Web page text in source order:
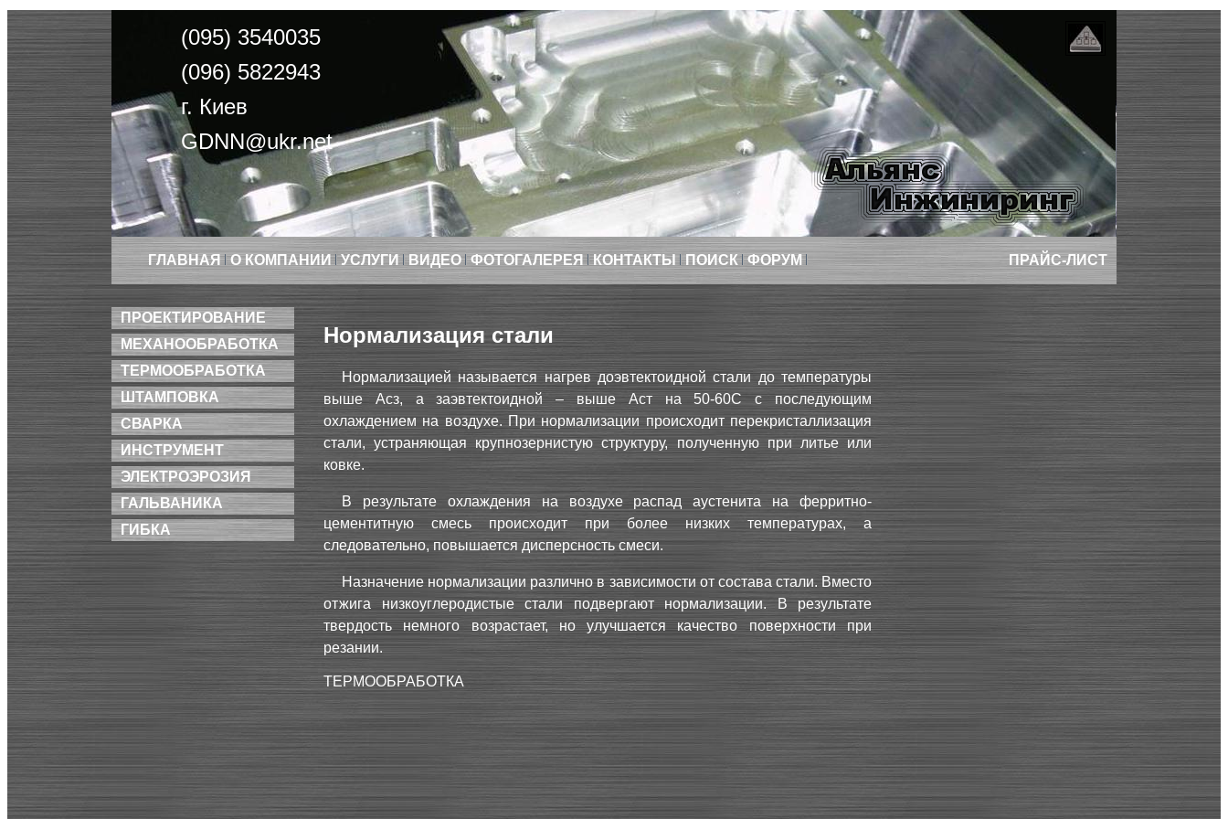
(095) 3540035
(096) 5822943
г. Киев
GDNN@ukr.net
ГЛАВНАЯ О КОМПАНИИ УСЛУГИ ВИДЕО ФОТОГАЛЕРЕЯ КОНТАКТЫ ПОИСК ФОРУМ ПРАЙС-ЛИСТ
ПРОЕКТИРОВАНИЕ
МЕХАНООБРАБОТКА
ТЕРМООБРАБОТКА
ШТАМПОВКА
СВАРКА
ИНСТРУМЕНТ
ЭЛЕКТРОЭРОЗИЯ
ГАЛЬВАНИКА
ГИБКА
Нормализация стали
Нормализацией называется нагрев доэвтектоидной стали до температуры
выше Асз, а заэвтектоидной – выше Аст на 50-60С с последующим
охлаждением на воздухе. При нормализации происходит перекристаллизация
стали, устраняющая крупнозернистую структуру, полученную при литье или
ковке.
В результате охлаждения на воздухе распад аустенита на ферритно-
цементитную смесь происходит при более низких температурах, а
следовательно, повышается дисперсность смеси.
Назначение нормализации различно в зависимости от состава стали. Вместо
отжига низкоуглеродистые стали подвергают нормализации. В результате
твердость немного возрастает, но улучшается качество поверхности при
резании.
ТЕРМООБРАБОТКА